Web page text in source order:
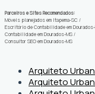
Parceiros e Sites Recomendados:
Móveis planejados em Itapema-SC /
Escritório de Contabilidade em
Contabilidade em Dourados-MS /
Consultor SEO em Dourados-MS
Arquiteto
Arquiteto